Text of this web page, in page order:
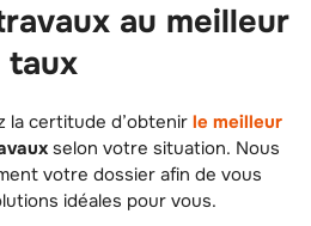
au meilleur
taux
la certitude d’obtenir le meilleur
selon votre situation. Nous
votre dossier afin de vous
idéales pour vous.